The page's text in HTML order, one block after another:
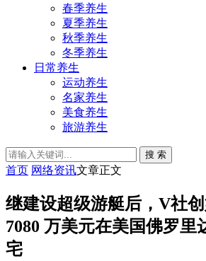
春季养生
夏季养生
秋季养生
冬季养生
日常养生
运动养生
名家养生
美食养生
旅游养生
搜 索
首页 网络资讯文章正文
继建设超级游艇后，V社
7080 万美元在美国佛罗里
宅